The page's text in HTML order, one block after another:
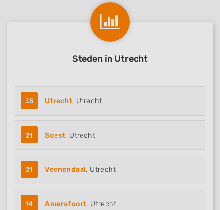
Steden in Utrecht
35 Utrecht, Utrecht
21 Soest, Utrecht
21 Veenendaal, Utrecht
14 Amersfoort, Utrecht